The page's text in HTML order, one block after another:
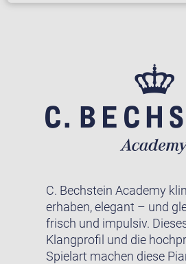
C. Bechstein Academy
erhaben, elegant – und
frisch und impulsiv.
Klangprofil und die
Spielart machen diese